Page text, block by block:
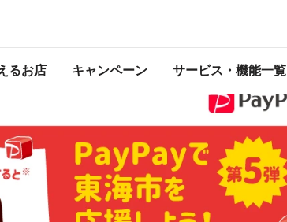
るお店 キャンペーン サービス・機能一覧
はこちら。